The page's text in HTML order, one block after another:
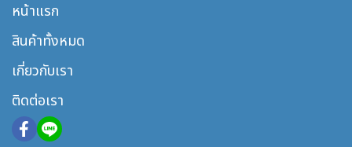
หน้าแรก
สินค้าทั้งหมด
เกี่ยวกับเรา
ติดต่อเรา